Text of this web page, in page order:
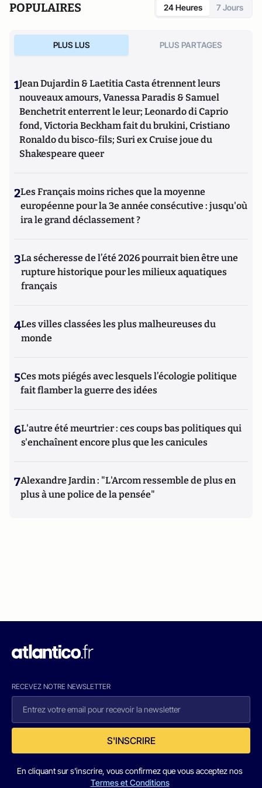
POPULAIRES 24 Heures 7 Jours
PLUS LUS PLUS PARTAGES
1Jean Dujardin & Laetitia Casta étrennent leurs
nouveaux amours, Vanessa Paradis & Samuel
Benchetrit enterrent le leur; Leonardo di Caprio
fond, Victoria Beckham fait du brukini, Cristiano
Ronaldo du bisco-fils; Suri ex Cruise joue du
Shakespeare queer
2Les Français moins riches que la moyenne
européenne pour la 3e année consécutive : jusqu'où
ira le grand déclassement ?
3La sécheresse de l’été 2026 pourrait bien être une
rupture historique pour les milieux aquatiques
français
4Les villes classées les plus malheureuses du
monde
5Ces mots piégés avec lesquels l’écologie politique
fait flamber la guerre des idées
6L'autre été meurtrier : ces coups bas politiques qui
s'enchaînent encore plus que les canicules
7Alexandre Jardin : "L'Arcom ressemble de plus en
plus à une police de la pensée"
RECEVEZ NOTRE NEWSLETTER
S'INSCRIRE
En cliquant sur s'inscrire, vous confirmez que vous acceptez nos
Termes et Conditions